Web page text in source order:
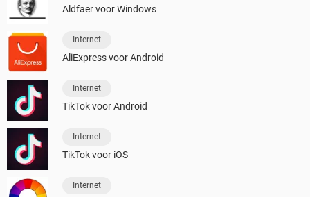
Aldfaer voor Windows
Internet
AliExpress voor Android
Internet
TikTok voor Android
Internet
TikTok voor iOS
Internet